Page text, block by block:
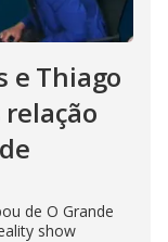
e Thiago
de O Grande
show